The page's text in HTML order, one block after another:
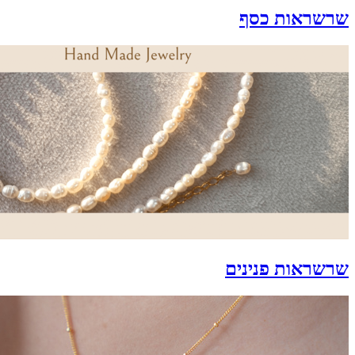
שרשראות כסף
שרשראות פנינים